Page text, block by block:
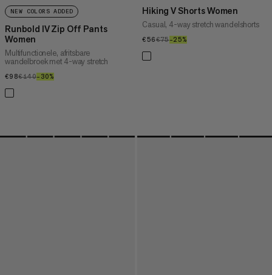
NEW COLORS ADDED
Runbold IV Zip Off Pants
Women
Multifunctionele, afritsbare
wandelbroek met 4-way stretch
€98€98
€140€140
–30%
Hiking V Shorts Women
Casual, 4-way stretch wandelshorts
€56€56
€75€75
–25%